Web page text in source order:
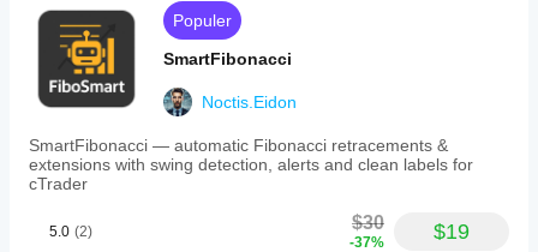
Populer
SmartFibonacci
Noctis.Eidon
SmartFibonacci — automatic Fibonacci retracements &
extensions with swing detection, alerts and clean labels for
cTrader
5.0 (2) $30
-37% $19